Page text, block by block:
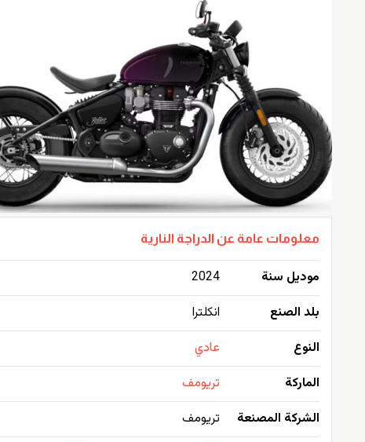
معلومات عامة عن الدراجة النارية
موديل سنة
2024
بلد الصنع
انكلترا
النوع
عادي
الماركة
تريومف
الشركة المصنعة
تريومف